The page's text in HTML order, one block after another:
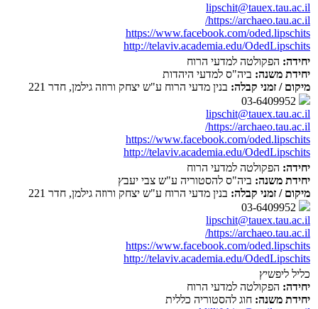
lipschit@tauex.tau.ac.il
https://archaeo.tau.ac.il/
https://www.facebook.com/oded.lipschits
http://telaviv.academia.edu/OdedLipschits
יחידה: הפקולטה למדעי הרוח
יחידת משנה: ביה"ס למדעי היהדות
מיקום / זמני קבלה: בנין מדעי הרוח ע"ש יצחק ורוזה גילמן, חדר 221
lipschit@tauex.tau.ac.il
https://archaeo.tau.ac.il/
https://www.facebook.com/oded.lipschits
http://telaviv.academia.edu/OdedLipschits
יחידה: הפקולטה למדעי הרוח
יחידת משנה: ביה"ס להסטוריה ע"ש צבי יעבץ
מיקום / זמני קבלה: בנין מדעי הרוח ע"ש יצחק ורוזה גילמן, חדר 221
lipschit@tauex.tau.ac.il
https://archaeo.tau.ac.il/
https://www.facebook.com/oded.lipschits
http://telaviv.academia.edu/OdedLipschits
כליל ליפשיץ
יחידה: הפקולטה למדעי הרוח
יחידת משנה: חוג להסטוריה כללית